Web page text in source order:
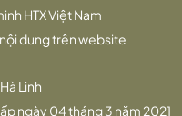
Linh
ngày 04 tháng 3 năm 2021
HTX Việt Nam
dung trên website